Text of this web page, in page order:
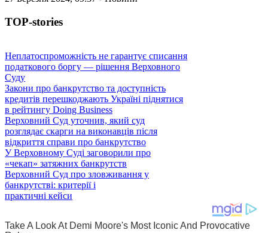
TOP-stories
Неплатоспроможність не гарантує списання
податкового боргу — рішення Верховного
Суду
Закони про банкрутство та доступність
кредитів перешкоджають Україні піднятися
в рейтингу Doing Business
Верховний Суд уточнив, який суд
розглядає скарги на виконавців після
відкриття справи про банкрутство
У Верховному Суді заговорили про
«чекап» затяжних банкрутств
Верховний Суд про зловживання у
банкрутстві: критерії і
практичні кейси